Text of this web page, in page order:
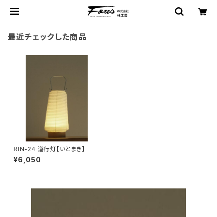
最近チェックした商品
RIN-24 道行灯【いとまき】
¥6,050